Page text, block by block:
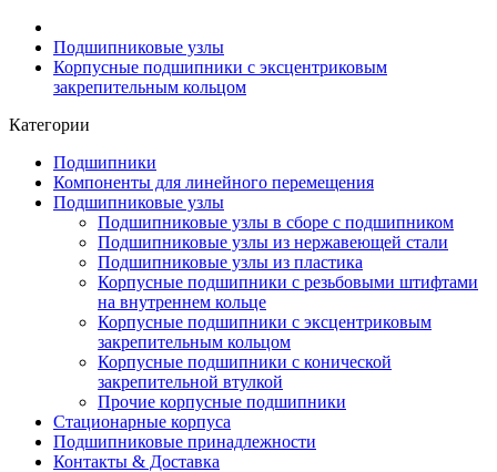
Подшипниковые узлы
Корпусные подшипники с эксцентриковым
закрепительным кольцом
Категории
Подшипники
Компоненты для линейного перемещения
Подшипниковые узлы
Подшипниковые узлы в сборе с подшипником
Подшипниковые узлы из нержавеющей стали
Подшипниковые узлы из пластика
Корпусные подшипники с резьбовыми штифтами
на внутреннем кольце
Корпусные подшипники с эксцентриковым
закрепительным кольцом
Корпусные подшипники с конической
закрепительной втулкой
Прочие корпусные подшипники
Стационарные корпуса
Подшипниковые принадлежности
Контакты & Доставка